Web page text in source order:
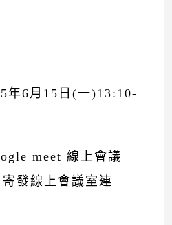
年6月15日(一)13:10-
meet 線上會議
發線上會議室連